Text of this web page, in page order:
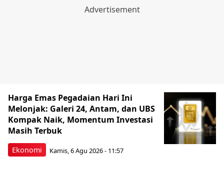
Ekonomi
Harga Emas Pegadaian Hari Ini
Melonjak: Galeri 24, Antam, dan UBS
Kompak Naik, Momentum Investasi
Masih Terbuk
Kamis, 6 Agu 2026 - 11:57